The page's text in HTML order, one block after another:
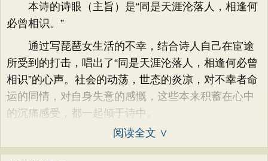
本诗的诗眼（主旨）是“同是天涯沦落人，相逢何
必曾相识。”
通过写琵琶女生活的不幸，结合诗人自己在宦途
所受到的打击，唱出了“同是天涯沦落人，相逢何必曾
相识”的心声。社会的动荡，世态的炎凉，对不幸者命
运的同情，对自身失意的感慨，这些本来积蓄在心中
的沉痛感受，都一起倾于诗中。
阅读全文 ∨